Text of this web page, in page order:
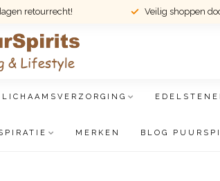
retourrecht! Veilig shoppen
LICHAAMSVERZORGING
MERKEN BLOG